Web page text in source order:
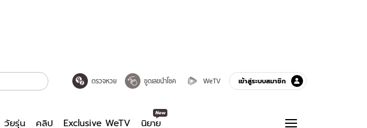
ตรวจหวย ขูดเลขนำโชค WeTV เข้าสู่ระบบสมาชิก
วัยรุ่น คลิป Exclusive WeTV นิยาย